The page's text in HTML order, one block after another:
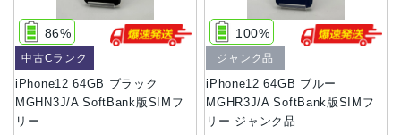
iPhone12 64GB ブラック
MGHN3J/A SoftBank版SIMフ
リー
86%
中古Cランク
iPhone12 64GB ブルー
MGHR3J/A SoftBank版SIMフ
リー ジャンク品
100%
ジャンク品